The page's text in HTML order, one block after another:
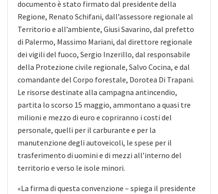
documento è stato firmato dal presidente della
Regione, Renato Schifani, dall’assessore regionale al
Territorio e all’ambiente, Giusi Savarino, dal prefetto
di Palermo, Massimo Mariani, dal direttore regionale
dei vigili del fuoco, Sergio Inzerillo, dal responsabile
della Protezione civile regionale, Salvo Cocina, e dal
comandante del Corpo forestale, Dorotea Di Trapani.
Le risorse destinate alla campagna antincendio,
partita lo scorso 15 maggio, ammontano a quasi tre
milioni e mezzo di euro e copriranno i costi del
personale, quelli per il carburante e per la
manutenzione degli autoveicoli, le spese per il
trasferimento di uomini e di mezzi all’interno del
territorio e verso le isole minori.
«La firma di questa convenzione – spiega il presidente